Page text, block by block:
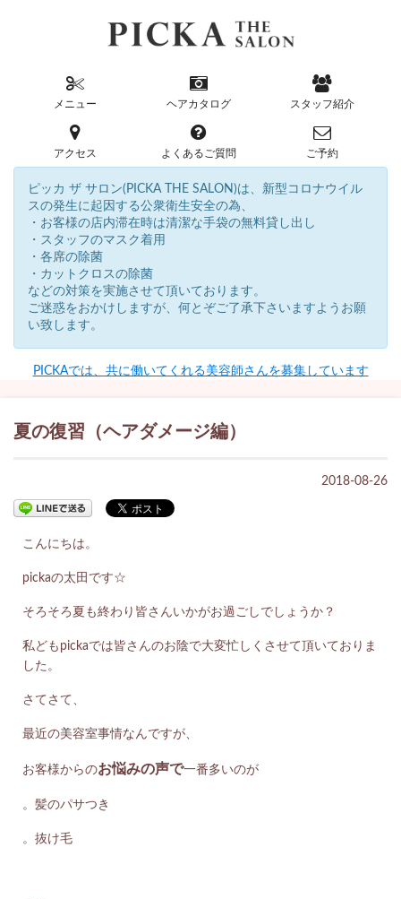
メニュー ヘアカタログ スタッフ紹介
アクセス よくあるご質問 ご予約
ピッカ ザ サロン(PICKA THE SALON)は、新型コロナウイル
スの発生に起因する公衆衛生安全の為、
・お客様の店内滞在時は清潔な手袋の無料貸し出し
・スタッフのマスク着用
・各席の除菌
・カットクロスの除菌
などの対策を実施させて頂いております。
ご迷惑をおかけしますが、何とぞご了承下さいますようお願
い致します。
PICKAでは、共に働いてくれる美容師さんを募集しています
夏の復習（ヘアダメージ編）
2018-08-26
こんにちは。
pickaの太田です☆
そろそろ夏も終わり皆さんいかがお過ごしでしょうか？
私どもpickaでは皆さんのお陰で大変忙しくさせて頂いておりま
した。
さてさて、
最近の美容室事情なんですが、
お客様からのお悩みの声で一番多いのが
。髪のパサつき
。抜け毛